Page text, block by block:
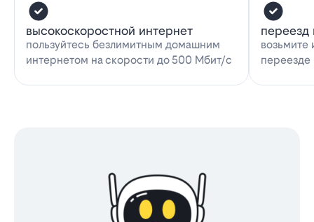
высокоскоростной интернет
пользуйтесь безлимитным домашним
интернетом на скорости до 500 Мбит/с
переезд
возьмите
переезде